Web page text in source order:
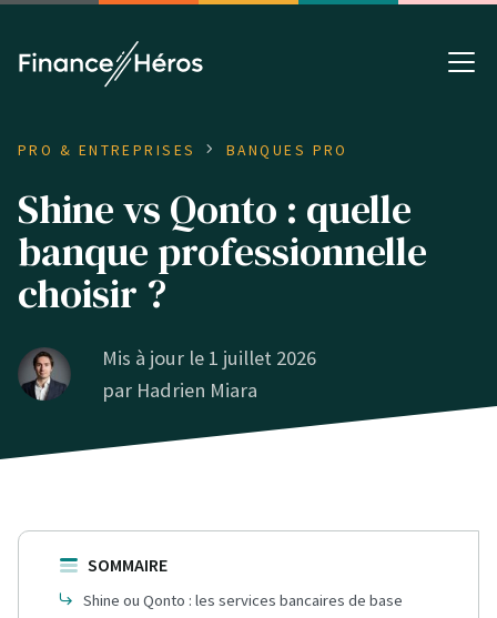
PRO & ENTREPRISES BANQUES PRO
Shine vs Qonto : quelle
banque professionnelle
choisir ?
Mis à jour le 1 juillet 2026
par Hadrien Miara
SOMMAIRE
Shine ou Qonto : les services bancaires de base